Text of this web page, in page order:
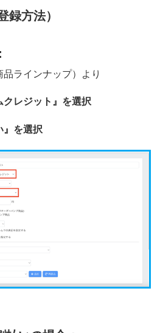
録方法）
ラインナップ）より
クレジット』を選択
』を選択